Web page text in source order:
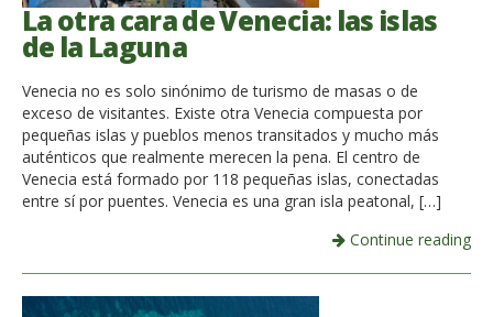
La otra cara de Venecia: las islas
de la Laguna
Venecia no es solo sinónimo de turismo de masas o de
exceso de visitantes. Existe otra Venecia compuesta por
pequeñas islas y pueblos menos transitados y mucho más
auténticos que realmente merecen la pena. El centro de
Venecia está formado por 118 pequeñas islas, conectadas
entre sí por puentes. Venecia es una gran isla peatonal, […]
Continue reading